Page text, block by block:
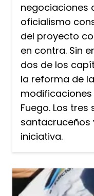
negociaciones
oficialismo
del proyecto
en contra. Sin
dos de los
la reforma de
modificaciones
Fuego. Los tres
santacruceños
iniciativa.